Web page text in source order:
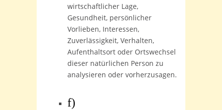
wirtschaftlicher Lage,
Gesundheit, persönlicher
Vorlieben, Interessen,
Zuverlässigkeit, Verhalten,
Aufenthaltsort oder Ortswechsel
dieser natürlichen Person zu
analysieren oder vorherzusagen.
f)